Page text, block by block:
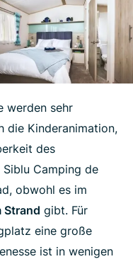
werden sehr
die Kinderanimation,
des
Camping de
obwohl es im
Strand gibt. Für
eine große
ist in wenigen